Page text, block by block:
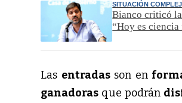
SITUACIÓN
Bianco criticó
“Hoy es
Las entradasson en
ganadoras que podrán